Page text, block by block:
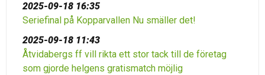
2025-09-18 16:35
Seriefinal på Kopparvallen Nu smäller det!
2025-09-18 11:43
Åtvidabergs ff vill rikta ett stor tack till de företag
som gjorde helgens gratismatch möjlig